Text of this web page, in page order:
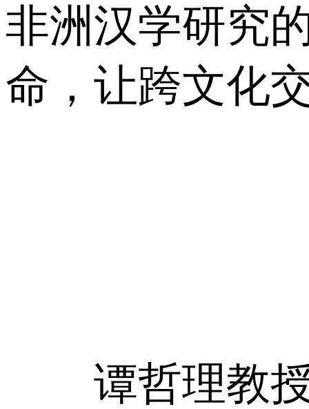
非洲汉学研究
命，让跨文化
谭哲理教授